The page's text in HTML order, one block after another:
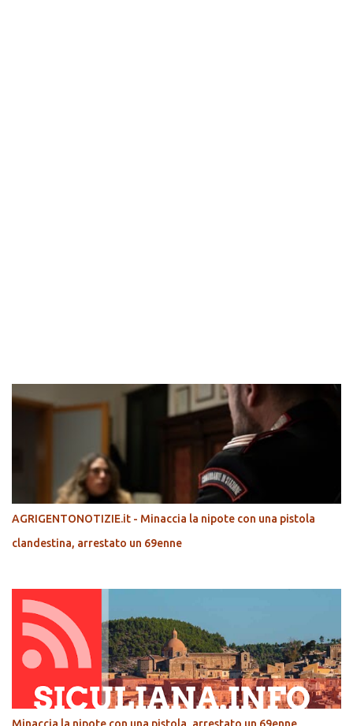
AGRIGENTONOTIZIE.it - Minaccia la nipote con una pistola
clandestina, arrestato un 69enne